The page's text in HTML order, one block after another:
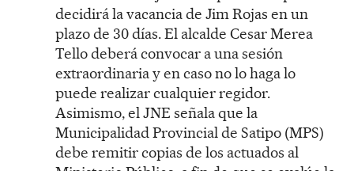
decidirá la vacancia de Jim Rojas en un
plazo de 30 días. El alcalde Cesar Merea
Tello deberá convocar a una sesión
extraordinaria y en caso no lo haga lo
puede realizar cualquier regidor.
Asimismo, el JNE señala que la
Municipalidad Provincial de Satipo (MPS)
debe remitir copias de los actuados al